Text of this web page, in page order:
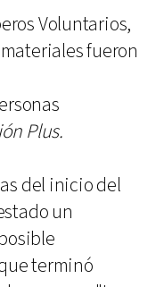
Voluntarios,
fueron
Plus.
del inicio del
un
terminó